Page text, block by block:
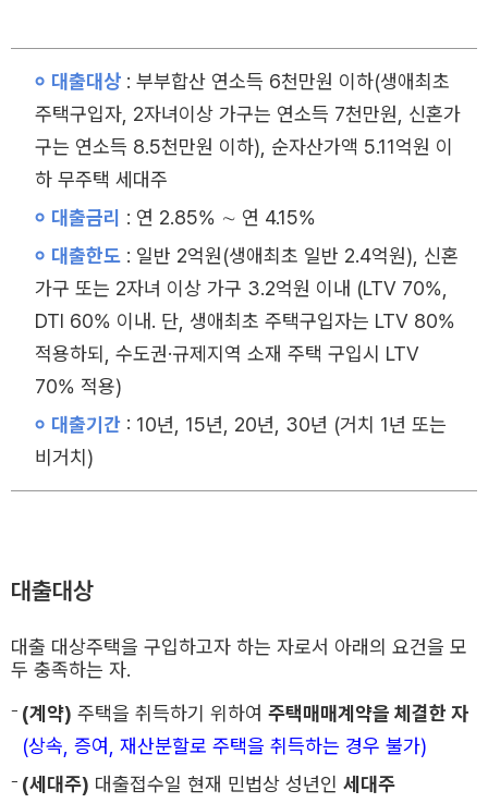
대출대상 : 부부합산 연소득 6천만원 이하(생애최초
주택구입자, 2자녀이상 가구는 연소득 7천만원, 신혼가
구는 연소득 8.5천만원 이하), 순자산가액 5.11억원 이
하 무주택 세대주
대출금리 : 연 2.85% ∼ 연 4.15%
대출한도 : 일반 2억원(생애최초 일반 2.4억원), 신혼
가구 또는 2자녀 이상 가구 3.2억원 이내 (LTV 70%,
DTI 60% 이내. 단, 생애최초 주택구입자는 LTV 80%
적용하되, 수도권·규제지역 소재 주택 구입시 LTV
70% 적용)
대출기간 : 10년, 15년, 20년, 30년 (거치 1년 또는
비거치)
대출대상
대출 대상주택을 구입하고자 하는 자로서 아래의 요건을 모
두 충족하는 자.
(계약) 주택을 취득하기 위하여 주택매매계약을 체결한 자
(상속, 증여, 재산분할로 주택을 취득하는 경우 불가)
(세대주) 대출접수일 현재 민법상 성년인 세대주